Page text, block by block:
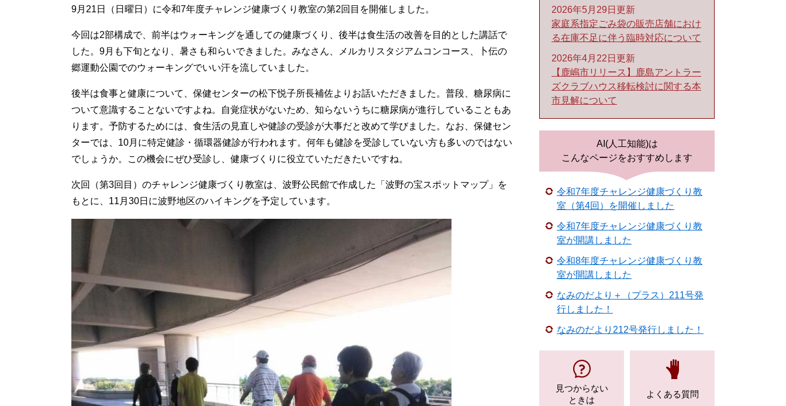
9月21日（日曜日）に令和7年度チャレンジ健康づくり教室の第2回目を開催しました。
今回は2部構成で、前半はウォーキングを通しての健康づくり、後半は食生活の改善を目的とした講話で
した。9月も下旬となり、暑さも和らいできました。みなさん、メルカリスタジアムコンコース、卜伝の
郷運動公園でのウォーキングでいい汗を流していました。
後半は食事と健康について、保健センターの松下悦子所長補佐よりお話いただきました。普段、糖尿病に
ついて意識することないですよね。自覚症状がないため、知らないうちに糖尿病が進行していることもあ
ります。予防するためには、食生活の見直しや健診の受診が大事だと改めて学びました。なお、保健セン
ターでは、10月に特定健診・循環器健診が行われます。何年も健診を受診していない方も多いのではない
でしょうか。この機会にぜひ受診し、健康づくりに役立ていただきたいですね。
次回（第3回目）のチャレンジ健康づくり教室は、波野公民館で作成した「波野の宝スポットマップ」を
もとに、11月30日に波野地区のハイキングを予定しています。
2026年5月29日更新
家庭系指定ごみ袋の販売店舗におけ
る在庫不足に伴う臨時対応について
2026年4月22日更新
【鹿嶋市リリース】鹿島アントラー
ズクラブハウス移転検討に関する本
市見解について
AI(人工知能)は
こんなページをおすすめします
令和7年度チャレンジ健康づくり教
室（第4回）を開催しました
令和7年度チャレンジ健康づくり教
室が開講しました
令和8年度チャレンジ健康づくり教
室が開講しました
なみのだより＋（プラス）211号発
行しました！
なみのだより212号発行しました！
見つからない
ときは
よくある質問